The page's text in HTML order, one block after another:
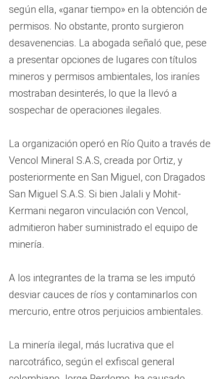
según ella, «ganar tiempo» en la obtención de
permisos. No obstante, pronto surgieron
desavenencias. La abogada señaló que, pese
a presentar opciones de lugares con títulos
mineros y permisos ambientales, los iraníes
mostraban desinterés, lo que la llevó a
sospechar de operaciones ilegales.
La organización operó en Río Quito a través de
Vencol Mineral S.A.S, creada por Ortiz, y
posteriormente en San Miguel, con Dragados
San Miguel S.A.S. Si bien Jalali y Mohit-
Kermani negaron vinculación con Vencol,
admitieron haber suministrado el equipo de
minería.
A los integrantes de la trama se les imputó
desviar cauces de ríos y contaminarlos con
mercurio, entre otros perjuicios ambientales.
La minería ilegal, más lucrativa que el
narcotráfico, según el exfiscal general